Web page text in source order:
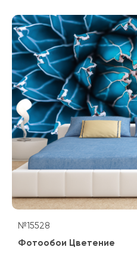
№15528
Фотообои Цветение